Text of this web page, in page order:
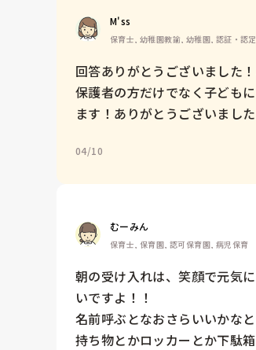
M'ss
保育士, 幼稚園教諭, 幼稚園, 認証・認
回答ありがとうございました
保護者の方だけでなく子ども
ます！ありがとうございました
04/10
むーみん
保育士, 保育園, 認可保育園, 病児保育
朝の受け入れは、笑顔で元気
いですよ！！
名前呼ぶとなおさらいいかなと
持ち物とかロッカーとか下駄